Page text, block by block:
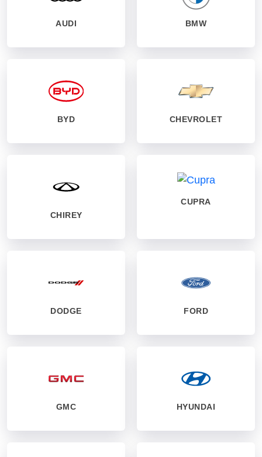
AUDI BMW
BYD CHEVROLET
CHIREY
CUPRA
DODGE FORD
GMC HYUNDAI